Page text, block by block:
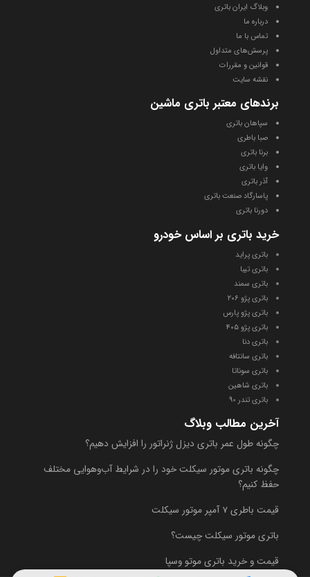
وبلاگ ایران باتری
درباره ما
تماس با ما
پرسش‌های متداول
قوانین و مقررات
نقشه سایت
برندهای معتبر باتری ماشین
سپاهان باتری
صبا باطری
برنا باتری
وایا باتری
آذر باتری
پاسارگاد صنعت باتری
دورنا باتری
خرید باتری بر اساس خودرو
باتری پراید
باتری تیبا
باتری سمند
باتری پژو ۲۰۶
باتری پژو پارس
باتری پژو ۴ ۰۵
باتری دنا
باتری سانتافه
باتری سوناتا
باتری شاهین
باتری تندر 90
آخرین مطالب وبلاگ
چگونه طول عمر باتری دیزل ژنراتور را افزایش دهیم؟
چگونه باتری موتور سیکلت خود را در شرایط آب‌وهوایی مختلف
حفظ کنیم؟
قیمت باطری 7 آمپر موتور سیکلت
باتری موتور سیکلت چیست؟
قیمت و خرید باتری موتو وسپا